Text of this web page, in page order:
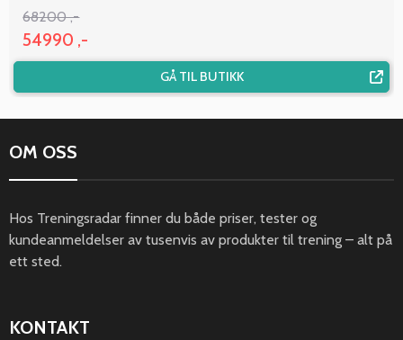
68200 ,-
54990 ,-
GÅ TIL BUTIKK
OM OSS
Hos Treningsradar finner du både priser, tester og
kundeanmeldelser av tusenvis av produkter til trening – alt på
ett sted.
KONTAKT